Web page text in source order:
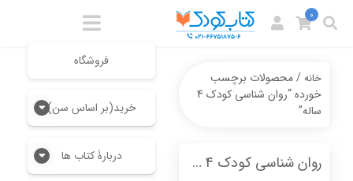
فروشگاه
خرید(بر اساس سن)
دربارۀ کتاب ها
0
خانه/ محصولات برچسب
خورده “روان شناسی کودک 4
ساله”
روان شناسی کودک 4 ساله